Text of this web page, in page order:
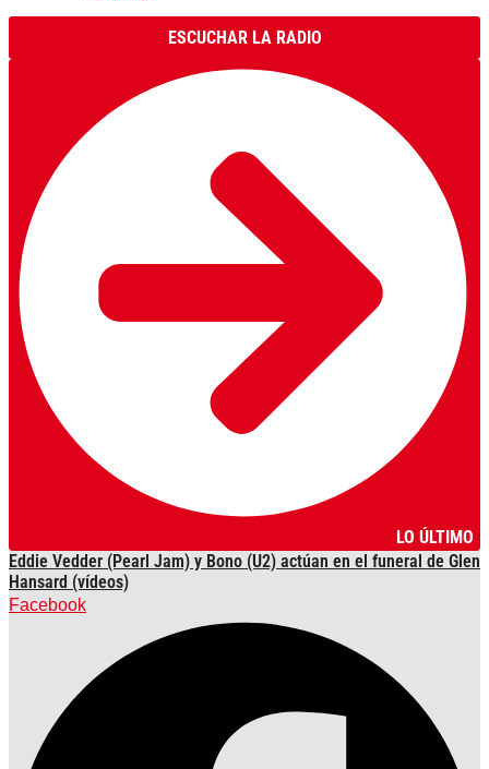
ESCUCHAR LA RADIO
LO ÚLTIMO
Eddie Vedder (Pearl Jam) y Bono (U2) actúan en el funeral de Glen
Hansard (vídeos)
Facebook